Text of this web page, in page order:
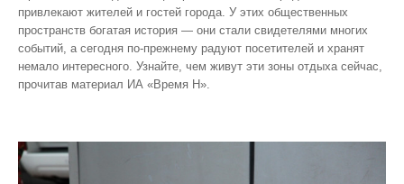
привлекают жителей и гостей города. У этих общественных
пространств богатая история — они стали свидетелями многих
событий, а сегодня по‑прежнему радуют посетителей и хранят
немало интересного. Узнайте, чем живут эти зоны отдыха сейчас,
прочитав материал ИА «Время Н».